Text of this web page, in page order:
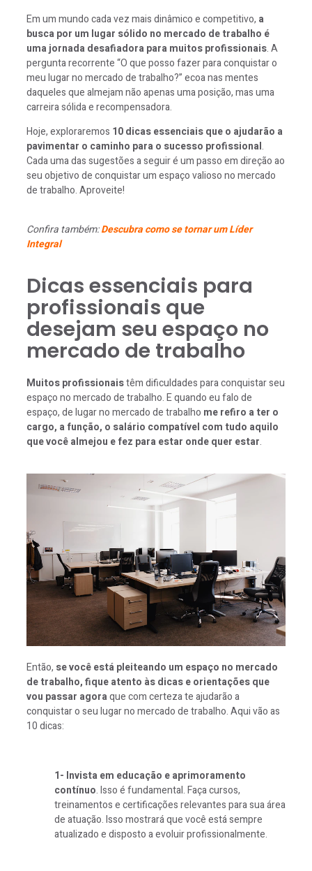
Em um mundo cada vez mais dinâmico e competitivo, a
busca por um lugar sólido no mercado de trabalho é
uma jornada desafiadora para muitos profissionais. A
pergunta recorrente “O que posso fazer para conquistar o
meu lugar no mercado de trabalho?” ecoa nas mentes
daqueles que almejam não apenas uma posição, mas uma
carreira sólida e recompensadora.
Hoje, exploraremos 10 dicas essenciais que o ajudarão a
pavimentar o caminho para o sucesso profissional.
Cada uma das sugestões a seguir é um passo em direção ao
seu objetivo de conquistar um espaço valioso no mercado
de trabalho. Aproveite!
Confira também:Descubra como se tornar um Líder
Integral
Dicas essenciais para
profissionais que
desejam seu espaço no
mercado de trabalho
Muitos profissionaistêm dificuldades para conquistar seu
espaço no mercado de trabalho. E quando eu falo de
espaço, de lugar no mercado de trabalho me refiro a ter o
cargo, a função, o salário compatível com tudo aquilo
que você almejou e fez para estar onde quer estar.
Então, se você está pleiteando um espaço no mercado
de trabalho, fique atento às dicas e orientações que
vou passar agoraque com certeza te ajudarão a
conquistar o seu lugar no mercado de trabalho. Aqui vão as
10 dicas:
1- Invista em educação e aprimoramento
contínuo. Isso é fundamental. Faça cursos,
treinamentos e certificações relevantes para sua área
de atuação. Isso mostrará que você está sempre
atualizado e disposto a evoluir profissionalmente.